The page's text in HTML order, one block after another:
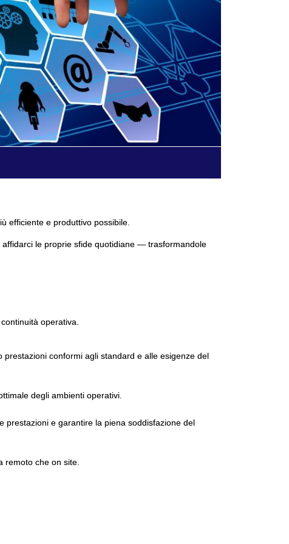
efficiente e produttivo possibile.
le proprie sfide quotidiane — trasformandole
operativa.
conformi agli standard e alle esigenze del
degli ambienti operativi.
prestazioni e garantire la piena soddisfazione del
remoto che on site.